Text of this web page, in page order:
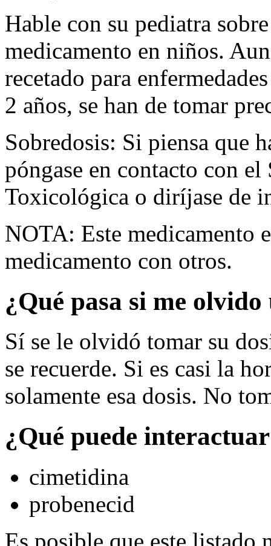
Hable con su pediatra
medicamento en niños.
recetado para
2 años, se han de tomar
Sobredosis: Si piensa que
póngase en contacto con
Toxicológica o diríjase de
NOTA: Este medicamento
medicamento con otros.
¿Qué pasa si me olvido
Sí se le olvidó tomar su
se recuerde. Si es casi la
solamente esa dosis. No
¿Qué puede
cimetidina
probenecid